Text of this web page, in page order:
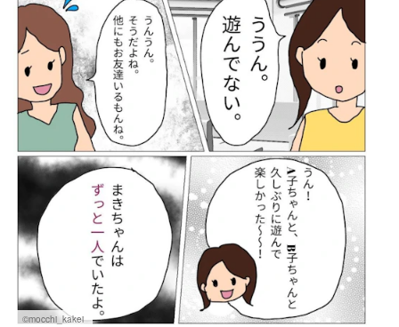
©mocchi_kakei